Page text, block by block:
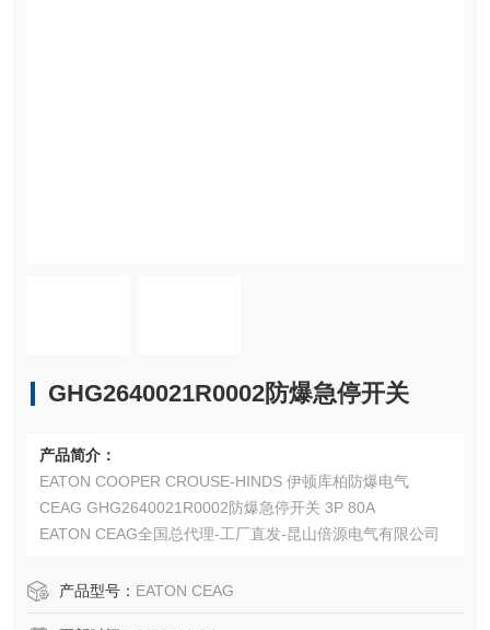
GHG2640021R0002防爆急停开关
产品简介：
EATON COOPER CROUSE-HINDS 伊顿库柏防爆电气
CEAG GHG2640021R0002防爆急停开关 3P 80A
EATON CEAG全国总代理-工厂直发-昆山倍源电气有限公司
产品型号： EATON CEAG